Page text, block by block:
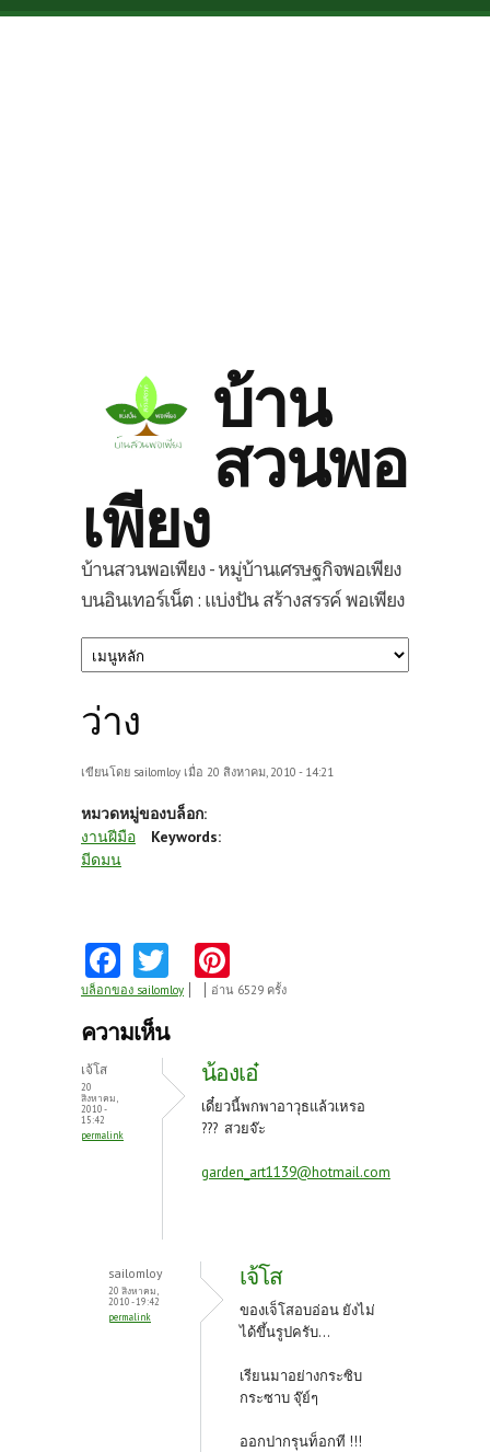
Skip to main content
บ้าน
สวนพอ
เพียง
บ้านสวนพอเพียง - หมู่บ้านเศรษฐกิจพอเพียง
บนอินเทอร์เน็ต : แบ่งปัน สร้างสรรค์ พอเพียง
ว่าง
เขียนโดย sailomloy เมื่อ 20 สิงหาคม, 2010 - 14:21
หมวดหมู่ของบล็อก:
งานฝีมือ
Keywords:
มีดมน
Fa
ce
b
k
w
itt
nt
es
t
บล็อกของ sailomloy อ่าน 6529 ครั้ง
ความเห็น
เจ้โส
20
สิงหาคม,
2010 -
15:42
permalink
น้องเอ๋
เดี๋ยวนี้พกพาอาวุธแล้วเหรอ
??? สวยจ๊ะ
garden_art1139@hotmail.com
sailomloy
20 สิงหาคม,
2010 - 19:42
permalink
เจ้โส
ของเจ็โสอบอ่อน ยังไม่
ได้ขึ้นรูปครับ...
เรียนมาอย่างกระซิบ
กระซาบ จุ๊ย์ๆ
ออกปากรุนท็อกที !!!